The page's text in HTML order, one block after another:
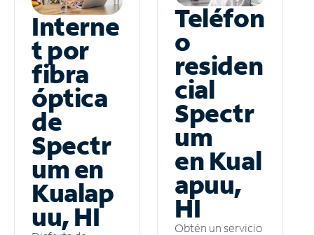
Interne
t por
fibra
óptica
de
Spectr
um en
Kualap
uu, HI
Teléfon
o
residen
cial
Spectr
um
en Kual
apuu,
HI
Obtén un servicio